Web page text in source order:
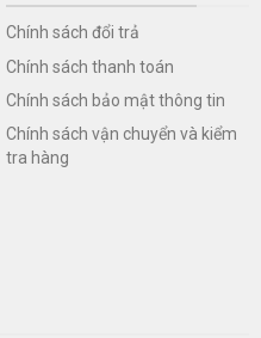
Chính sách đổi trả
Chính sách thanh toán
Chính sách bảo mật thông tin
Chính sách vận chuyển và kiểm
tra hàng